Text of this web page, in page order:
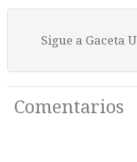
Sigue a Gaceta
Comentarios